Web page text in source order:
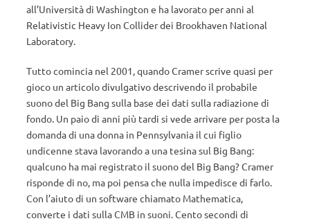
all’Università di Washington e ha lavorato per anni al
Relativistic Heavy Ion Collider dei Brookhaven National
Laboratory.
Tutto comincia nel 2001, quando Cramer scrive quasi per
gioco un articolo divulgativo descrivendo il probabile
suono del Big Bang sulla base dei dati sulla radiazione di
fondo. Un paio di anni più tardi si vede arrivare per posta la
domanda di una donna in Pennsylvania il cui figlio
undicenne stava lavorando a una tesina sul Big Bang:
qualcuno ha mai registrato il suono del Big Bang? Cramer
risponde di no, ma poi pensa che nulla impedisce di farlo.
Con l’aiuto di un software chiamato Mathematica,
converte i dati sulla CMB in suoni. Cento secondi di